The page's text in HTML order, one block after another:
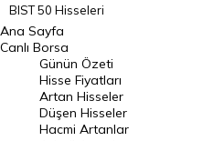
BIST 50 Hisseleri
BIST 100 Hisseleri
En Çok Artan Hisseler
En Çok Düşen Hisseler
Hacmi Artanlar
Ana Sayfa
Canlı Borsa
Günün Özeti
Hisse Fiyatları
Artan Hisseler
Düşen Hisseler
Hacmi Artanlar